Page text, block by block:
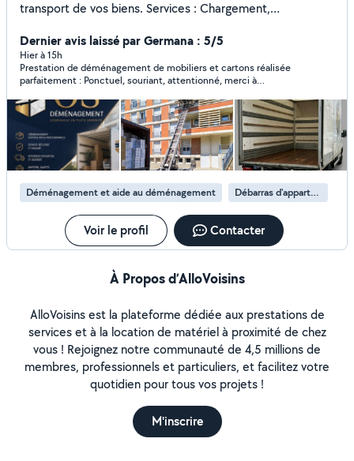
transport de vos biens. Services : Chargement,
faire monter ou descendre des meubles et des objets
volumineux par l'extérieur d'un bâtiment. Atouts : Efficace,
soigneux et habitué aux charges lourdes. Contactez-moi
pour un déménagement en toute sérénité ! Zéro
7.58.88.55.41
Dernier avis laissé par Germana : 5/5
Hier à 15h
Prestation de déménagement de mobiliers et cartons réalisée
parfaitement : Ponctuel, souriant, attentionné, merci à
plaisir
Déménagement et aide au déménagement Débarras d'appartement
Voir le profil Contacter
À Propos d’AlloVoisins
AlloVoisins est la plateforme dédiée aux prestations de
services et à la location de matériel à proximité de chez
vous ! Rejoignez notre communauté de 4,5 millions de
membres, professionnels et particuliers, et facilitez votre
quotidien pour tous vos projets !
M'inscrire